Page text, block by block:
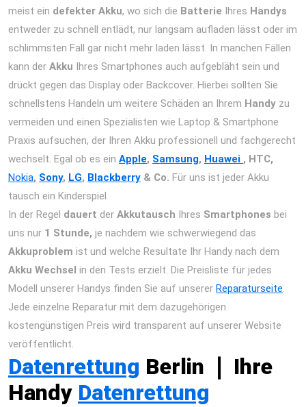
meist ein defekter Akku, wo sich die Batterie Ihres Handys
entweder zu schnell entlädt, nur langsam aufladen lässt oder im
schlimmsten Fall gar nicht mehr laden lässt. In manchen Fällen
kann der Akku Ihres Smartphones auch aufgebläht sein und
drückt gegen das Display oder Backcover. Hierbei sollten Sie
schnellstens Handeln um weitere Schäden an Ihrem Handy zu
vermeiden und einen Spezialisten wie Laptop & Smartphone
Praxis aufsuchen, der Ihren Akku professionell und fachgerecht
wechselt. Egal ob es ein Apple, Samsung, Huawei , HTC,
Nokia, Sony, LG, Blackberry & Co. Für uns ist jeder Akku
tausch ein Kinderspiel
In der Regel dauert der Akkutausch Ihres Smartphones bei
uns nur 1 Stunde, je nachdem wie schwerwiegend das
Akkuproblem ist und welche Resultate Ihr Handy nach dem
Akku Wechsel in den Tests erzielt. Die Preisliste für jedes
Modell unserer Handys finden Sie auf unserer Reparaturseite.
Jede einzelne Reparatur mit dem dazugehörigen
kostengünstigen Preis wird transparent auf unserer Website
veröffentlicht.
Datenrettung Berlin
Ihre
Handy Datenrettung